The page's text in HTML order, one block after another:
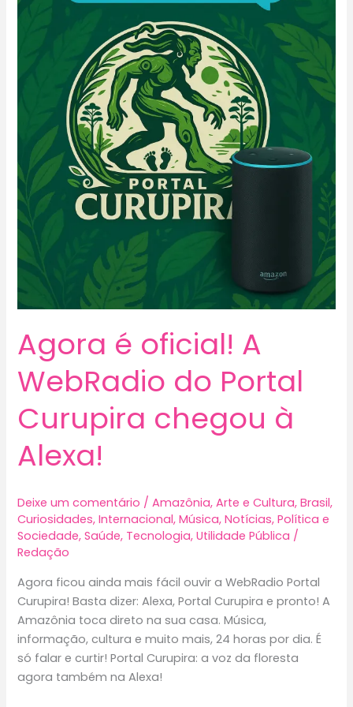
Agora é oficial! A
WebRadio do Portal
Curupira chegou à
Alexa!
Deixe um comentário /Amazônia,Arte e Cultura,Brasil,
Curiosidades,Internacional,Música,Notícias,Política e
Sociedade,Saúde, Tecnologia,Utilidade Pública /
Redação
Agora ficou ainda mais fácil ouvir a WebRadio Portal
Curupira! Basta dizer: Alexa, Portal Curupira e pronto! A
Amazônia toca direto na sua casa. Música,
informação, cultura e muito mais, 24 horas por dia. É
só falar e curtir! Portal Curupira: a voz da floresta
agora também na Alexa!